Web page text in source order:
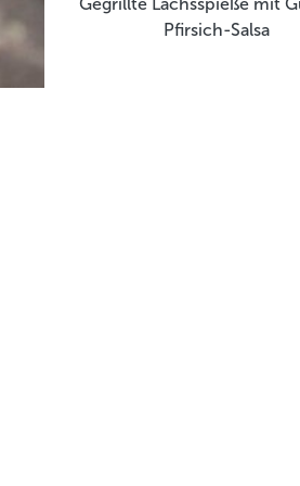
Gegrillte Lachsspieße mit
Pfirsich-Salsa